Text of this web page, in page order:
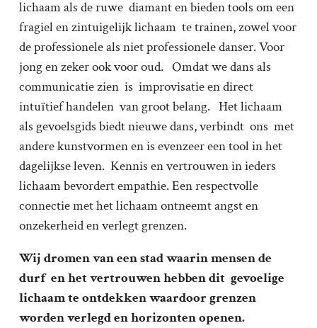
lichaam als de ruwe diamant en bieden tools om een
fragiel en zintuigelijk lichaam te trainen, zowel voor
de professionele als niet professionele danser. Voor
jong en zeker ook voor oud. Omdat we dans als
communicatie zien is improvisatie en direct
intuïtief handelen van groot belang. Het lichaam
als gevoelsgids biedt nieuwe dans, verbindt ons met
andere kunstvormen en is evenzeer een tool in het
dagelijkse leven. Kennis en vertrouwen in ieders
lichaam bevordert empathie. Een respectvolle
connectie met het lichaam ontneemt angst en
onzekerheid en verlegt grenzen.
Wij dromen van een stad waarin mensen de
durf en het vertrouwen hebben dit gevoelige
lichaam te ontdekken waardoor grenzen
worden verlegd en horizonten openen.